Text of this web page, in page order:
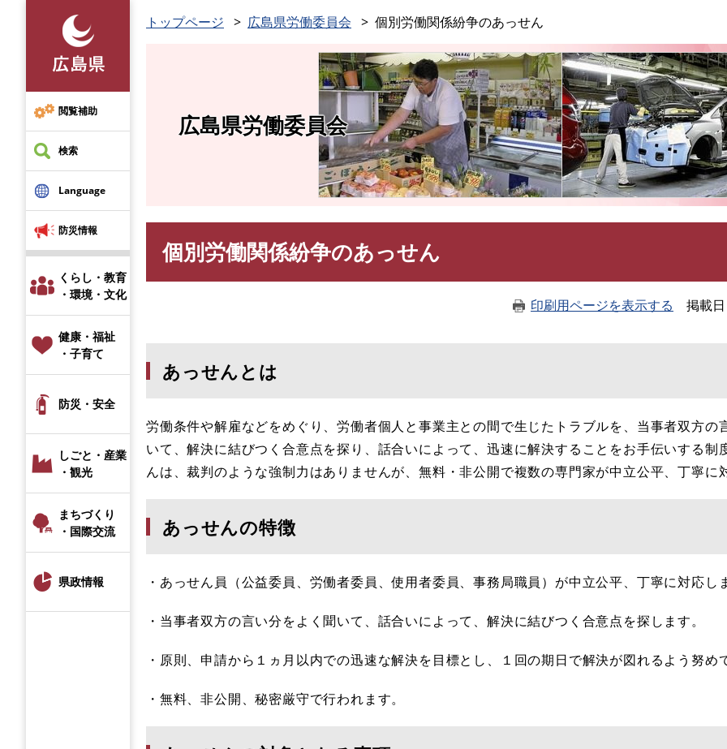
先
頭
で
す
閲覧補助
検索
Language
防災情報
くらし・教育
・環境・文化
健康・福祉
・子育て
防災・安全
しごと・産業
・観光
まちづくり
・国際交流
県政情報
トップページ 広島県労働委員会 個別労働関係紛争のあっせん
広島県労働委員会
個別労働関係紛争のあっせん
印刷用ページを表示する 掲載日
あっせんとは
労働条件や解雇などをめぐり、労働者個人と事業主との間で生じたトラブルを、当事者双方の
いて、解決に結びつく合意点を探り、話合いによって、迅速に解決することをお手伝いする制
んは、裁判のような強制力はありませんが、無料・非公開で複数の専門家が中立公平、丁寧に
あっせんの特徴
・あっせん員（公益委員、労働者委員、使用者委員、事務局職員）が中立公平、丁寧に対応し
​・当事者双方の言い分をよく聞いて、話合いによって、解決に結びつく合意点を探します。
・原則、申請から１ヵ月以内での迅速な解決を目標とし、１回の期日で解決が図れるよう努め
・無料、非公開、秘密厳守で行われます。